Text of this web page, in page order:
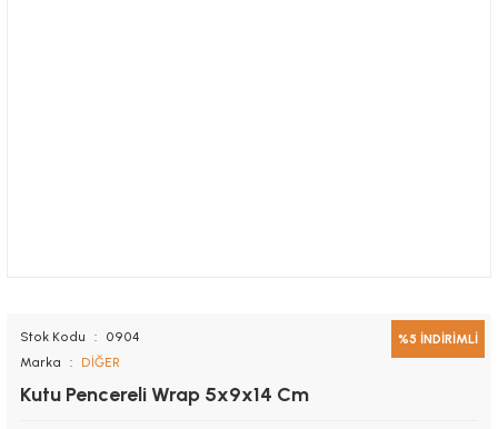
Stok Kodu
0904
Marka
DİĞER
Kutu Pencereli Wrap 5x9x14 Cm
%5 İNDİRİMLİ